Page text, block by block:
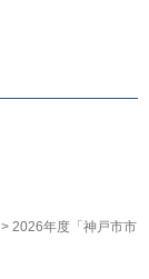
> 2026年度「神戸市市